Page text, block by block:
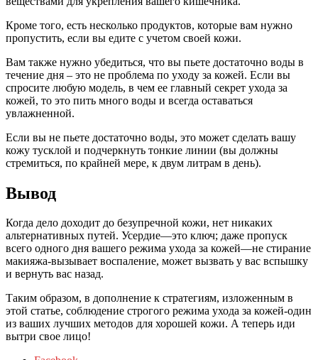
Кроме того, есть несколько продуктов, которые вам нужно
пропустить, если вы едите с учетом своей кожи.
Вам также нужно убедиться, что вы пьете достаточно воды в
течение дня – это не проблема по уходу за кожей. Если вы
спросите любую модель, в чем ее главный секрет ухода за
кожей, то это пить много воды и всегда оставаться
увлажненной.
Если вы не пьете достаточно воды, это может сделать вашу
кожу тусклой и подчеркнуть тонкие линии (вы должны
стремиться, по крайней мере, к двум литрам в день).
Вывод
Когда дело доходит до безупречной кожи, нет никаких
альтернативных путей. Усердие—это ключ; даже пропуск
всего одного дня вашего режима ухода за кожей—не стирание
макияжа-вызывает воспаление, может вызвать у вас вспышку
и вернуть вас назад.
Таким образом, в дополнение к стратегиям, изложенным в
этой статье, соблюдение строгого режима ухода за кожей-один
из ваших лучших методов для хорошей кожи. А теперь иди
вытри свое лицо!